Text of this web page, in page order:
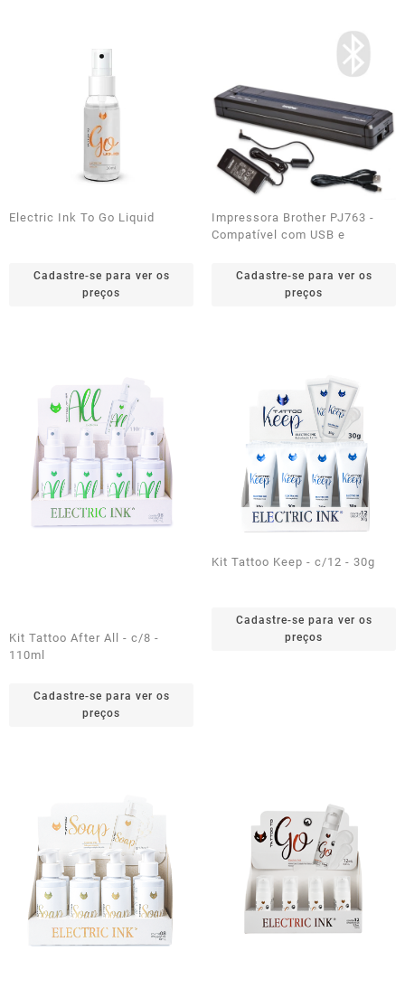
Electric Ink To Go Liquid
Cadastre-se para ver os
preços
Impressora Brother PJ763 -
Compatível com USB e
Dispositivos Androids
Cadastre-se para ver os
preços
Kit Tattoo After All - c/8 -
110ml
Cadastre-se para ver os
preços
Kit Tattoo Keep - c/12 - 30g
Cadastre-se para ver os
preços